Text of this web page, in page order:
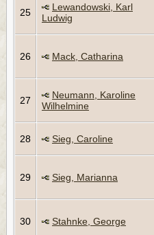
25
Lewandowski, Karl
Ludwig
26 Mack, Catharina
27
Neumann, Karoline
Wilhelmine
28 Sieg, Caroline
29 Sieg, Marianna
30 Stahnke, George